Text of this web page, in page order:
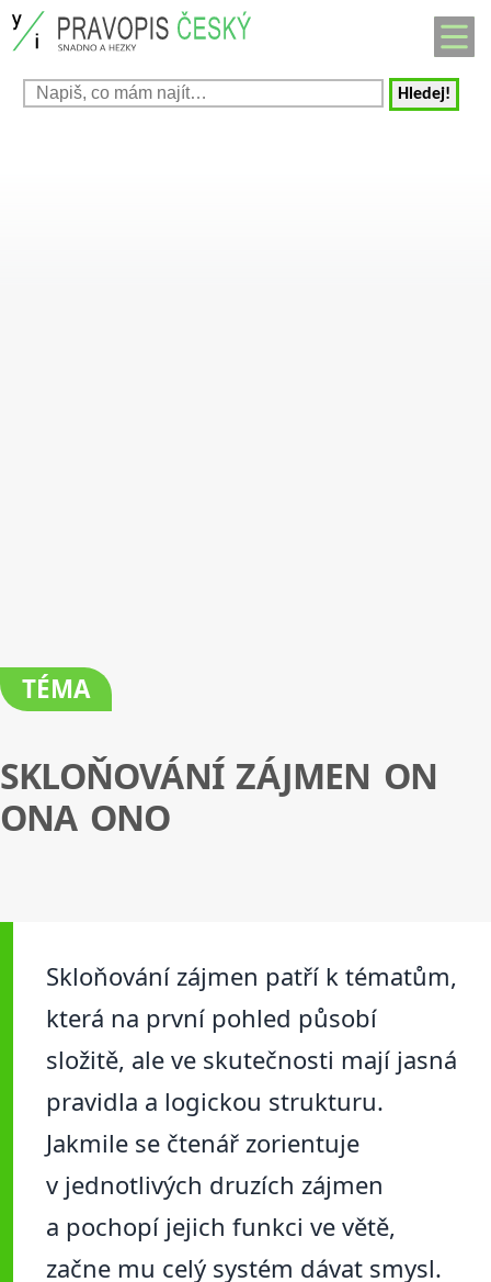
Hledej!
TÉMA
SKLOŇOVÁNÍ ZÁJMEN ON
ONA ONO
Skloňování zájmen patří k tématům,
která na první pohled působí
složitě, ale ve skutečnosti mají jasná
pravidla a logickou strukturu.
Jakmile se čtenář zorientuje
v jednotlivých druzích zájmen
a pochopí jejich funkci ve větě,
začne mu celý systém dávat smysl.